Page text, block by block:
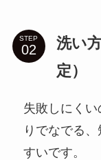
STEP
洗い
定）
失敗しにく
りでなでる
すいです。